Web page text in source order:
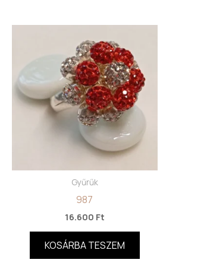
Gyűrűk
987
16.600 Ft
KOSÁRBA TESZEM